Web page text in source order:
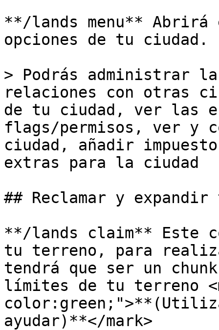
**/lands menu**
opciones de tu ciudad.
> Podrás administrar
relaciones con otras
de tu ciudad, ver las
flags/permisos, ver y
ciudad, añadir
extras para la ciudad
## Reclamar y
**/lands claim** Este
tu terreno, para
tendrá que ser un
límites de tu terreno
ayudar)**</mark>